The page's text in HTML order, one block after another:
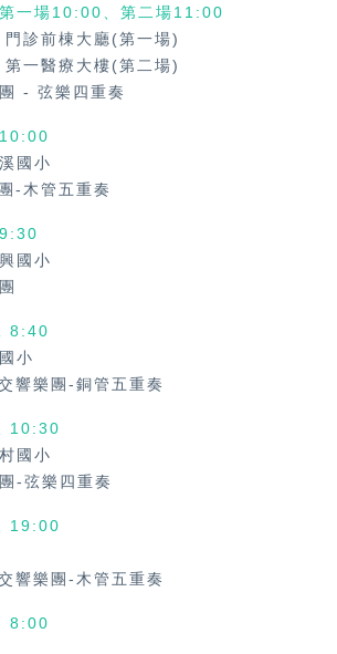
一場10:00、第二場11:00
診前棟大廳(第一場)
一醫療大樓(第二場)
- 弦樂四重奏
國小
-木管五重奏
國小
8:40
小
響樂團-銅管五重奏
10:30
國小
-弦樂四重奏
19:00
響樂團-木管五重奏
8:00